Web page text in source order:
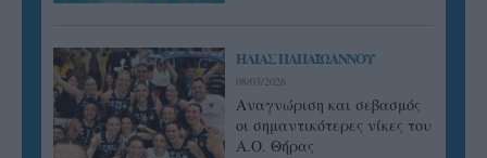
ΗΛΙΑΣ ΠΑΠΑΪΩΑΝΝΟΥ
08/03/2026
Αναγνώριση και σεβασμός
οι σημαντικότερες νίκες του
Α.Ο. Θήρας